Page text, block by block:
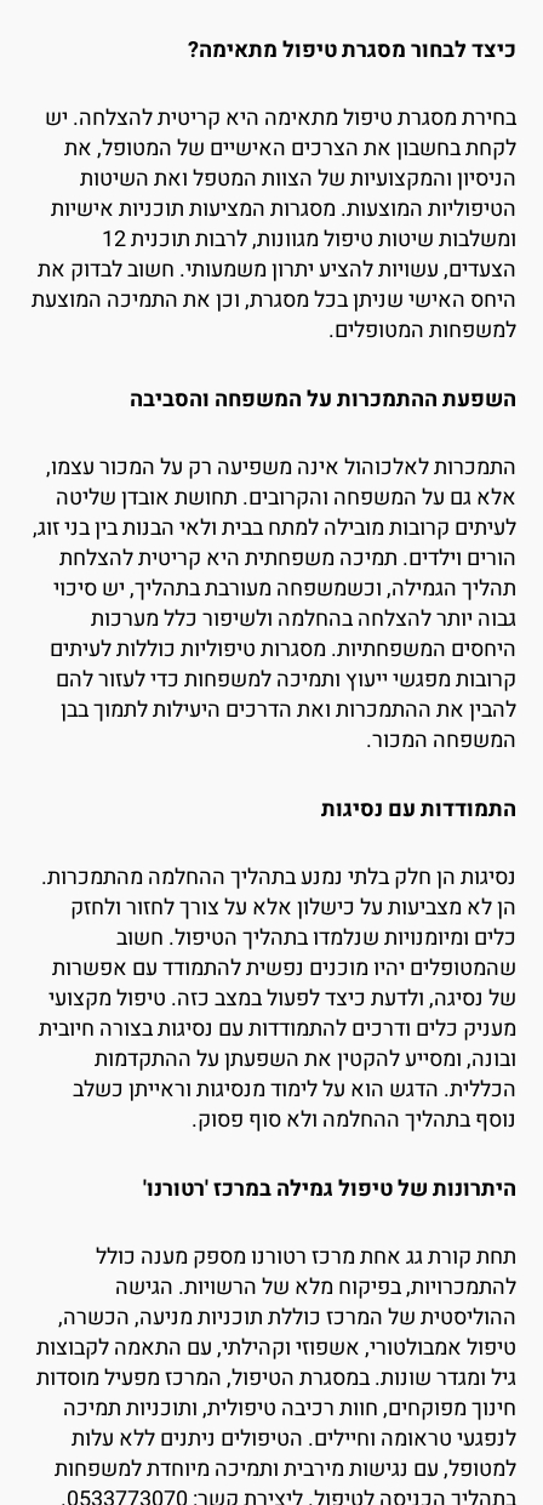
לבחור מסגרת טיפול מתאימה?
מסגרת טיפול מתאימה היא קריטית להצלחה. יש
בחשבון את הצרכים האישיים של המטופל, את
והמקצועיות של הצוות המטפל ואת השיטות
המוצעות. מסגרות המציעות תוכניות אישיות
ומשלבות שיטות טיפול מגוונות, לרבות תוכנית 12
עשויות להציע יתרון משמעותי. חשוב לבדוק את
האישי שניתן בכל מסגרת, וכן את התמיכה המוצעת
המטופלים.
ההתמכרות על המשפחה והסביבה
לאלכוהול אינה משפיעה רק על המכור עצמו,
גם על המשפחה והקרובים. תחושת אובדן שליטה
קרובות מובילה למתח בבית ולאי הבנות בין בני זוג,
וילדים. תמיכה משפחתית היא קריטית להצלחת
הגמילה, וכשמשפחה מעורבת בתהליך, יש סיכוי
יותר להצלחה בהחלמה ולשיפור כלל מערכות
המשפחתיות. מסגרות טיפוליות כוללות לעיתים
מפגשי ייעוץ ותמיכה למשפחות כדי לעזור להם
את ההתמכרות ואת הדרכים היעילות לתמוך בבן
המכור.
עם נסיגות
הן חלק בלתי נמנע בתהליך ההחלמה מהתמכרות.
לא מצביעות על כישלון אלא על צורך לחזור ולחזק
ומיומנויות שנלמדו בתהליך הטיפול. חשוב
יהיו מוכנים נפשית להתמודד עם אפשרות
נסיגה, ולדעת כיצד לפעול במצב כזה. טיפול מקצועי
כלים ודרכים להתמודדות עם נסיגות בצורה חיובית
ומסייע להקטין את השפעתן על ההתקדמות
הדגש הוא על לימוד מנסיגות וראייתן כשלב
בתהליך ההחלמה ולא סוף פסוק.
של טיפול גמילה במרכז 'רטורנו'
קורת גג אחת מרכז רטורנו מספק מענה כולל
בפיקוח מלא של הרשויות. הגישה
של המרכז כוללת תוכניות מניעה, הכשרה,
אמבולטורי, אשפוזי וקהילתי, עם התאמה לקבוצות
ומגדר שונות. במסגרת הטיפול, המרכז מפעיל מוסדות
מפוקחים, חוות רכיבה טיפולית, ותוכניות תמיכה
טראומה וחיילים. הטיפולים ניתנים ללא עלות
עם נגישות מירבית ותמיכה מיוחדת למשפחות